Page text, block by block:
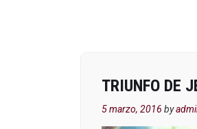
TRIUNFO DE
5 marzo, 2016 by